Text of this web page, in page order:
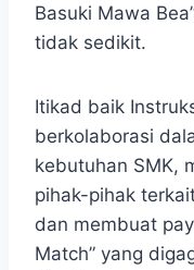
Basuki Mawa
tidak sedikit.
Itikad baik
berkolaborasi
kebutuhan SMK,
pihak-pihak
dan membuat
Match” yang